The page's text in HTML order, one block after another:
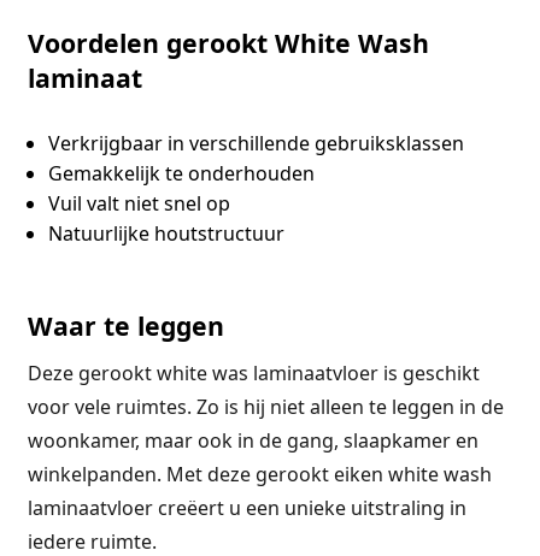
Voordelen gerookt White Wash
laminaat
Verkrijgbaar in verschillende gebruiksklassen
Gemakkelijk te onderhouden
Vuil valt niet snel op
Natuurlijke houtstructuur
Waar te leggen
Deze gerookt white was laminaatvloer is geschikt
voor vele ruimtes. Zo is hij niet alleen te leggen in de
woonkamer, maar ook in de gang, slaapkamer en
winkelpanden. Met deze gerookt eiken white wash
laminaatvloer creëert u een unieke uitstraling in
iedere ruimte.